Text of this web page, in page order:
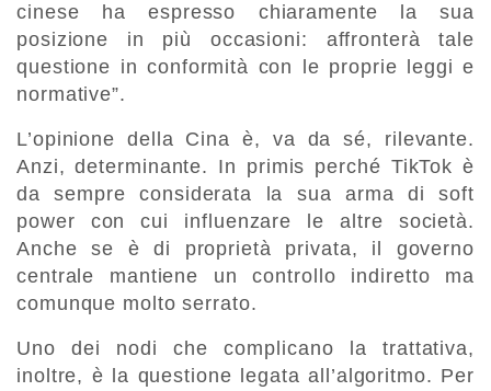
cinese ha espresso chiaramente la sua
posizione in più occasioni: affronterà tale
questione in conformità con le proprie leggi e
normative”.
L’opinione della Cina è, va da sé, rilevante.
Anzi, determinante. In primis perché TikTok è
da sempre considerata la sua arma di soft
power con cui influenzare le altre società.
Anche se è di proprietà privata, il governo
centrale mantiene un controllo indiretto ma
comunque molto serrato.
Uno dei nodi che complicano la trattativa,
inoltre, è la questione legata all’algoritmo. Per